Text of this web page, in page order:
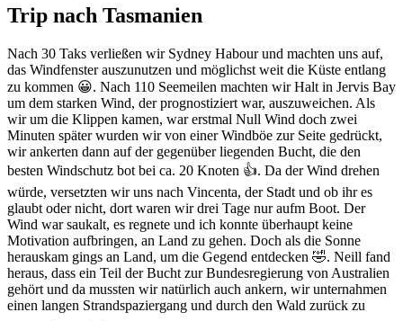
Trip nach Tasmanien
Nach 30 Taks verließen wir Sydney Habour und machten uns auf,
das Windfenster auszunutzen und möglichst weit die Küste entlang
zu kommen 😀. Nach 110 Seemeilen machten wir Halt in Jervis Bay
um dem starken Wind, der prognostiziert war, auszuweichen. Als
wir um die Klippen kamen, war erstmal Null Wind doch zwei
Minuten später wurden wir von einer Windböe zur Seite gedrückt,
wir ankerten dann auf der gegenüber liegenden Bucht, die den
besten Windschutz bot bei ca. 20 Knoten 👍. Da der Wind drehen
würde, versetzten wir uns nach Vincenta, der Stadt und ob ihr es
glaubt oder nicht, dort waren wir drei Tage nur aufm Boot. Der
Wind war saukalt, es regnete und ich konnte überhaupt keine
Motivation aufbringen, an Land zu gehen. Doch als die Sonne
herauskam gings an Land, um die Gegend entdecken 🤣. Neill fand
heraus, dass ein Teil der Bucht zur Bundesregierung von Australien
gehört und da mussten wir natürlich auch ankern, wir unternahmen
einen langen Strandspaziergang und durch den Wald zurück zu